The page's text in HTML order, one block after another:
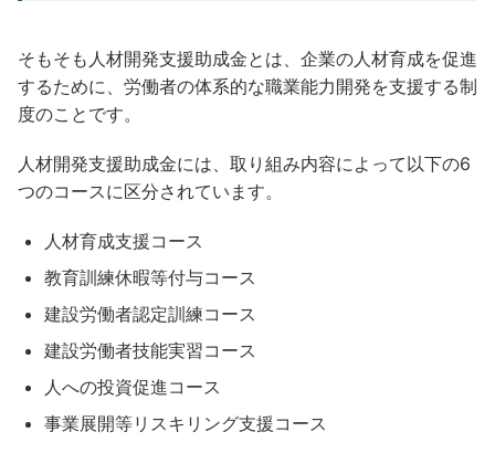
そもそも人材開発支援助成金とは、企業の人材育成を促進
するために、労働者の体系的な職業能力開発を支援する制
度のことです。
人材開発支援助成金には、取り組み内容によって以下の6
つのコースに区分されています。
人材育成支援コース
教育訓練休暇等付与コース
建設労働者認定訓練コース
建設労働者技能実習コース
人への投資促進コース
事業展開等リスキリング支援コース